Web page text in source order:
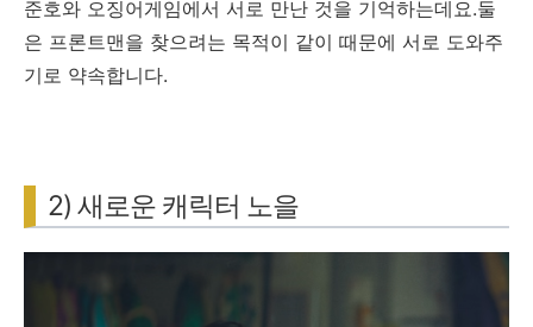
준호와 오징어게임에서 서로 만난 것을 기억하는데요.둘
은 프론트맨을 찾으려는 목적이 같이 때문에 서로 도와주
기로 약속합니다.
2) 새로운 캐릭터 노을